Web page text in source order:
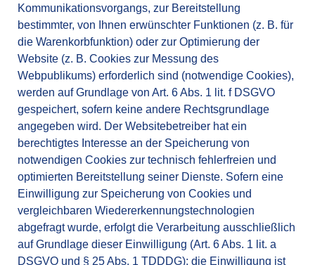
Kommunikationsvorgangs, zur Bereitstellung
bestimmter, von Ihnen erwünschter Funktionen (z. B. für
die Warenkorbfunktion) oder zur Optimierung der
Website (z. B. Cookies zur Messung des
Webpublikums) erforderlich sind (notwendige Cookies),
werden auf Grundlage von Art. 6 Abs. 1 lit. f DSGVO
gespeichert, sofern keine andere Rechtsgrundlage
angegeben wird. Der Websitebetreiber hat ein
berechtigtes Interesse an der Speicherung von
notwendigen Cookies zur technisch fehlerfreien und
optimierten Bereitstellung seiner Dienste. Sofern eine
Einwilligung zur Speicherung von Cookies und
vergleichbaren Wiedererkennungstechnologien
abgefragt wurde, erfolgt die Verarbeitung ausschließlich
auf Grundlage dieser Einwilligung (Art. 6 Abs. 1 lit. a
DSGVO und § 25 Abs. 1 TDDDG); die Einwilligung ist